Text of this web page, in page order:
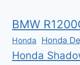
BMW
Honda Honda
Honda